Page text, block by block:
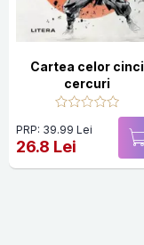
Cartea celor cinci
cercuri
PRP: 39.99 Lei
26.8 Lei